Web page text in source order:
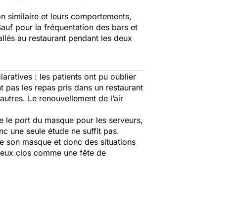
similaire et leurs comportements,
pour la fréquentation des bars et
au restaurant pendant les deux
: les patients ont pu oublier
pas les repas pris dans un restaurant
Le renouvellement de l’air
le port du masque pour les serveurs,
une seule étude ne suffit pas.
son masque et donc des situations
clos comme une fête de